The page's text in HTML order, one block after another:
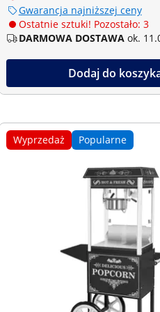
Gwarancja najniższej ceny
Ostatnie sztuki! Pozostało: 3
DARMOWA DOSTAWA ok.
Dodaj do
Wyprzedaż Popularne